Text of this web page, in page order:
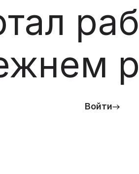
Войти